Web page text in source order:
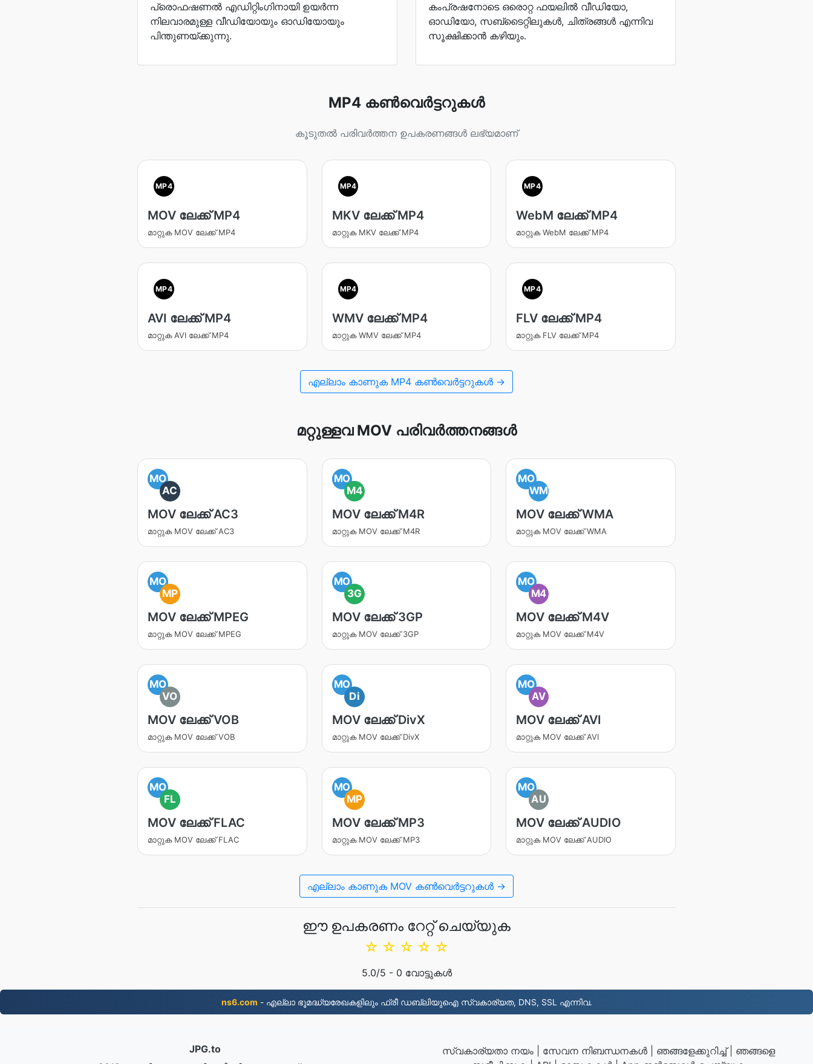
പ്രൊഫഷണൽ എഡിറ്റിംഗിനായി ഉയർന്ന
നിലവാരമുള്ള വീഡിയോയും ഓഡിയോയും
പിന്തുണയ്ക്കുന്നു.
കംപ്രഷനോടെ ഒരൊറ്റ ഫയലിൽ വീഡിയോ,
ഓഡിയോ, സബ്ടൈറ്റിലുകൾ, ചിത്രങ്ങൾ എന്നിവ
സൂക്ഷിക്കാൻ കഴിയും.
MP4 കൺവെർട്ടറുകൾ
കൂടുതൽ പരിവർത്തന ഉപകരണങ്ങൾ ലഭ്യമാണ്
MP4
MOV ലേക്ക് MP4
മാറ്റുക MOV ലേക്ക് MP4
MP4
MKV ലേക്ക് MP4
മാറ്റുക MKV ലേക്ക് MP4
MP4
WebM ലേക്ക് MP4
മാറ്റുക WebM ലേക്ക് MP4
MP4
AVI ലേക്ക് MP4
മാറ്റുക AVI ലേക്ക് MP4
MP4
WMV ലേക്ക് MP4
മാറ്റുക WMV ലേക്ക് MP4
MP4
FLV ലേക്ക് MP4
മാറ്റുക FLV ലേക്ക് MP4
എല്ലാം കാണുക MP4 കൺവെർട്ടറുകൾ →
മറ്റുള്ളവ MOV പരിവർത്തനങ്ങൾ
MO
AC
MOV ലേക്ക് AC3
മാറ്റുക MOV ലേക്ക് AC3
MO
M4
MOV ലേക്ക് M4R
മാറ്റുക MOV ലേക്ക് M4R
MO
WM
MOV ലേക്ക് WMA
മാറ്റുക MOV ലേക്ക് WMA
MO
MP
MOV ലേക്ക് MPEG
മാറ്റുക MOV ലേക്ക് MPEG
MO
3G
MOV ലേക്ക് 3GP
മാറ്റുക MOV ലേക്ക് 3GP
MO
M4
MOV ലേക്ക് M4V
മാറ്റുക MOV ലേക്ക് M4V
MO
VO
MOV ലേക്ക് VOB
മാറ്റുക MOV ലേക്ക് VOB
MO
Di
MOV ലേക്ക് DivX
മാറ്റുക MOV ലേക്ക് DivX
MO
AV
MOV ലേക്ക് AVI
മാറ്റുക MOV ലേക്ക് AVI
MO
FL
MOV ലേക്ക് FLAC
മാറ്റുക MOV ലേക്ക് FLAC
MO
MP
MOV ലേക്ക് MP3
മാറ്റുക MOV ലേക്ക് MP3
MO
AU
MOV ലേക്ക് AUDIO
മാറ്റുക MOV ലേക്ക് AUDIO
എല്ലാം കാണുക MOV കൺവെർട്ടറുകൾ →
ഈ ഉപകരണം റേറ്റ് ചെയ്യുക
☆
☆
☆
☆
☆
5.0/5 - 0 വോട്ടുകൾ
ns6.com - എല്ലാ ഭൂമദ്ധ്യരേഖകളിലും ഫ്രീ ഡബ്ലിയുഐ സ്വകാര്യത, DNS, SSL എന്നിവ.
JPG.to
സ്വകാര്യതാ നയം| സേവന നിബന്ധനകൾ| ഞങ്ങളേക്കുറിച്ച്| ഞങ്ങളെ